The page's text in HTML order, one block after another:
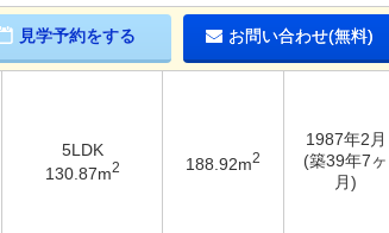
見学予約をする お問い合わせ(無料)
5LDK
130.87m2 188.92m2
1987年2月
(築39年7ヶ
月)